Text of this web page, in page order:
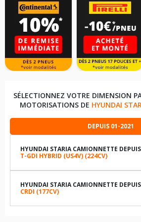
SÉLECTIONNEZ VOTRE DIMENSION
MOTORISATIONS DE HYUNDAI
DEPUIS 01-2021
HYUNDAI STARIA CAMIONNETTE
T-GDI HYBRID (US4V) (224CV)
215/65R17 108 H
HYUNDAI STARIA CAMIONNETTE
CRDI (177CV)